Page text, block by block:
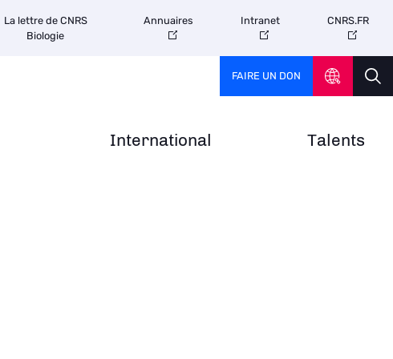
International Talents
La lettre de CNRS
Biologie
Annuaires Intranet CNRS.FR
FAIRE UN DON